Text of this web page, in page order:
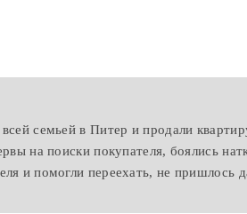
семьей в Питер и продали
на поиски покупателя, боялись
и помогли переехать, не пришлось